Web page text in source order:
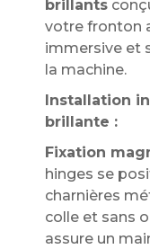
brillants
votre fronton
immersive et
la machine.
Installation
brillante :
Fixation
hinges se
charnières
colle et sans
assure un